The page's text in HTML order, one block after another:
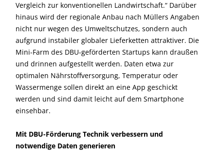
Vergleich zur konventionellen Landwirtschaft.“ Darüber
hinaus wird der regionale Anbau nach Müllers Angaben
nicht nur wegen des Umweltschutzes, sondern auch
aufgrund instabiler globaler Lieferketten attraktiver. Die
Mini-Farm des DBU-geförderten Startups kann draußen
und drinnen aufgestellt werden. Daten etwa zur
optimalen Nährstoffversorgung, Temperatur oder
Wassermenge sollen direkt an eine App geschickt
werden und sind damit leicht auf dem Smartphone
einsehbar.
Mit DBU-Förderung Technik verbessern und
notwendige Daten generieren